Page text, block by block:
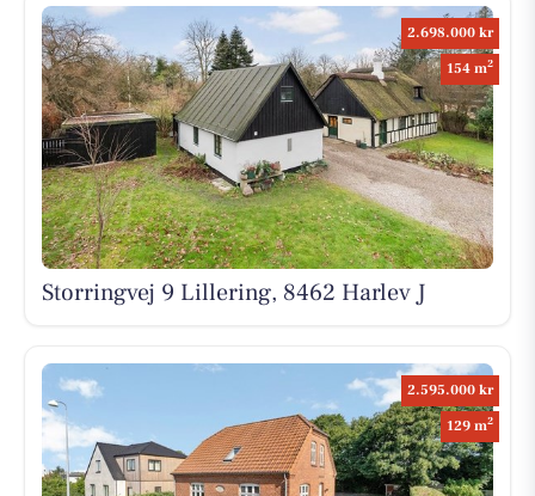
2.698.000 kr
154 m2
Storringvej 9 Lillering, 8462 Harlev J
2.595.000 kr
129 m2